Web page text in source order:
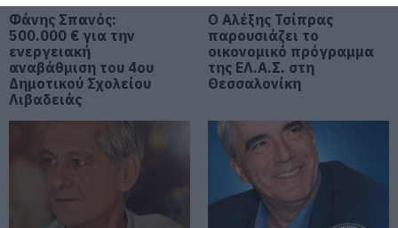
Κουφονήσια και απέχει μόλις 1,5
ώρα από την Αθήνα
09.08.2026 | 16:00
Νέα τραγωδία σε παραλία της
Εύβοιας: Πέθανε άνδρας
Market Pass: Νέος κύκλος από το
αναμένονται οι πληρωμές
Φάνης Σπανός:
500.000 € για την
ενεργειακή
αναβάθμιση του 4ου
Δημοτικού Σχολείου
Λιβαδειάς
Ο Αλέξης Τσίπρας
παρουσιάζει το
οικονομικό πρόγραμμα
της ΕΛ.Α.Σ. στη
Θεσσαλονίκη